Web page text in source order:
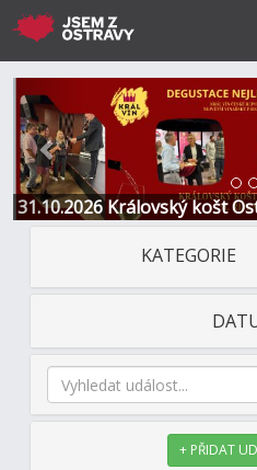
31.10.2026 Královský košt
Restaurace a Hotel
Předchozí
KATEGORIE
+ PŘIDAT